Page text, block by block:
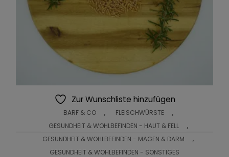
Zur Wunschliste hinzufügen
BARF & CO , FLEISCHWÜRSTE ,
GESUNDHEIT & WOHLBEFINDEN - HAUT & FELL ,
GESUNDHEIT & WOHLBEFINDEN - MAGEN & DARM ,
GESUNDHEIT & WOHLBEFINDEN - SONSTIGES